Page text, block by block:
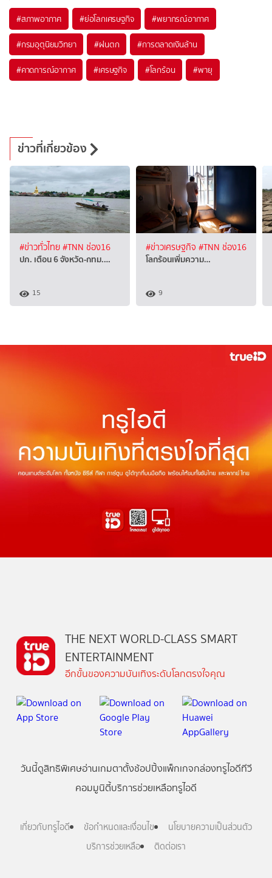
#สภาพอากาศ #ย่อโลกเศรษฐกิจ #พยากรณ์อากาศ
#กรมอุตุนิยมวิทยา #ฝนตก #การตลาดเงินล้าน
#คาดการณ์อากาศ #เศรษฐกิจ #โลกร้อน #พายุ
ข่าวที่เกี่ยวข้อง
#ข่าวทั่วไทย#TNN ช่อง16
ปภ. เตือน 6 จังหวัด-กทม.…
15
#ข่าวเศรษฐกิจ #TNN ช่อง16
โลกร้อนเพิ่มความ…
9
THE NEXT WORLD-CLASS SMART
ENTERTAINMENT
อีกขั้นของความบันเทิงระดับโลกตรงใจคุณ
วันนี้ดูสิทธิพิเศษอ่านเกมตาตั้งช้อปปิ้งแพ็กเกจกล่องทรูไอดีทีวี
คอมมูนิตี้บริการช่วยเหลือทรูไอดี
เกี่ยวกับทรูไอดี ข้อกำหนดและเงื่อนไข
นโยบายความเป็นส่วนตัว
บริการช่วยเหลือ
ติดต่อเรา